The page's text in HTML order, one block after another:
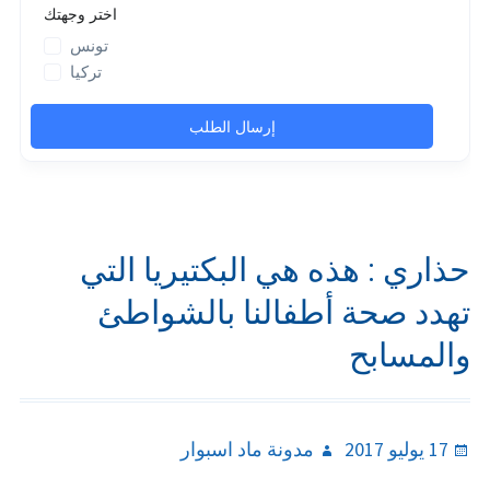
حذاري : هذه هي البكتيريا التي
تهدد صحة أطفالنا بالشواطئ
والمسابح
Posted
17 يوليو 2017 Author
مدونة ماد اسبوار